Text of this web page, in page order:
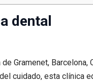
dental
de Gramenet,
cuidado, esta clínica